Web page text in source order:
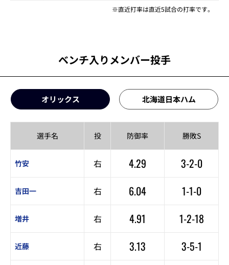
※直近打率は直近5試合の打率です。
ベンチ入りメンバー投手
オリックス 北海道日本ハム
選手名 投 防御率 勝敗S
竹安 右 4.29 3-2-0
吉田一 右 6.04 1-1-0
増井 右 4.91 1-2-18
近藤 右 3.13 3-5-1